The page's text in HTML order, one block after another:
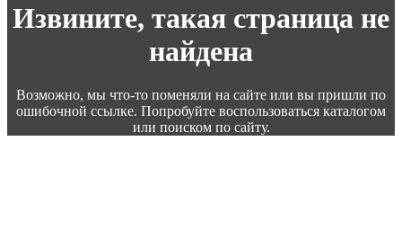
Извините, такая страница не
найдена
Возможно, мы что-то поменяли на сайте или вы пришли по
ошибочной ссылке. Попробуйте воспользоваться каталогом
или поиском по сайту.